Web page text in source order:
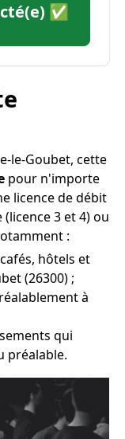
✅
le-Goubet, cette
pour n'importe
licence de débit
3 et 4) ou
:
hôtels et
(26300) ;
à
qui
préalable.